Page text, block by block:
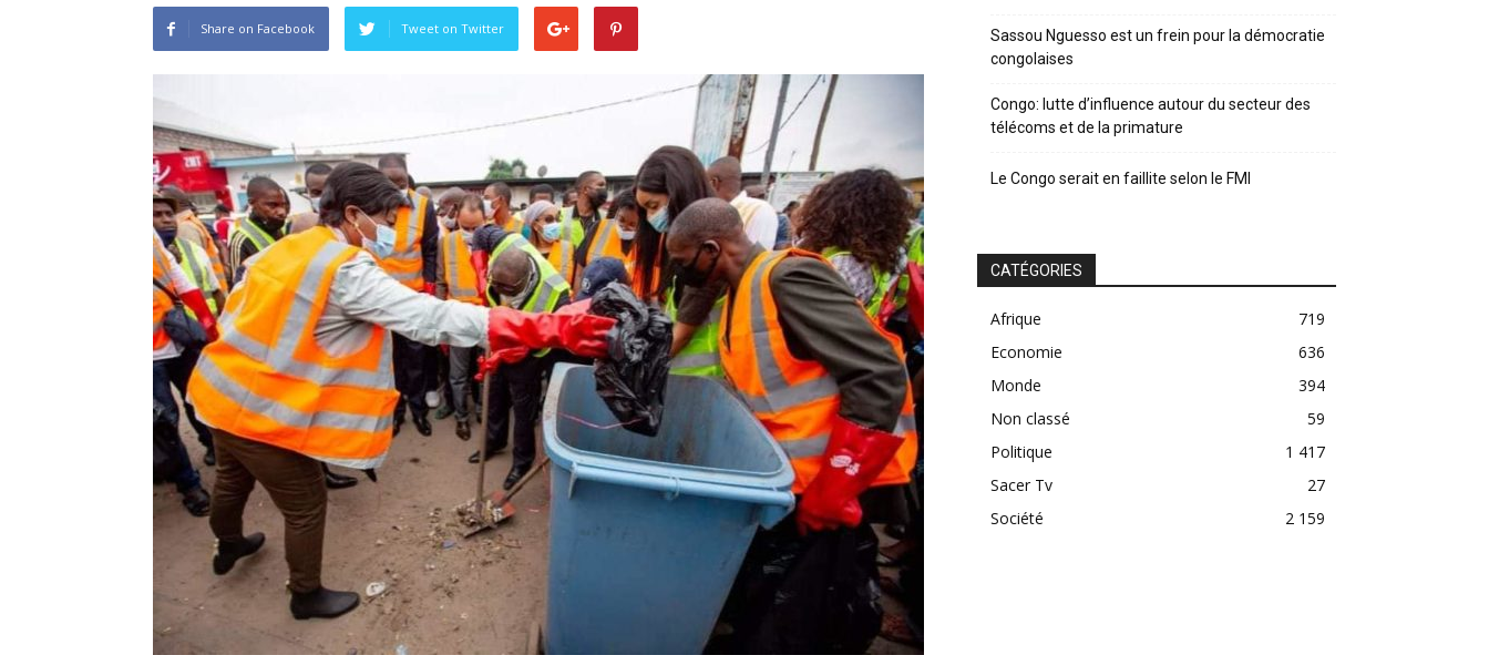
Share on Facebook Tweet on Twitter
Sassou Nguesso est un frein pour la démocratie
congolaises
Congo: lutte d’influence autour du secteur des
télécoms et de la primature
Le Congo serait en faillite selon le FMI
CATÉGORIES
Afrique
719
Economie
636
Monde
394
Non classé
59
Politique
1 417
Sacer Tv
27
Société
2 159